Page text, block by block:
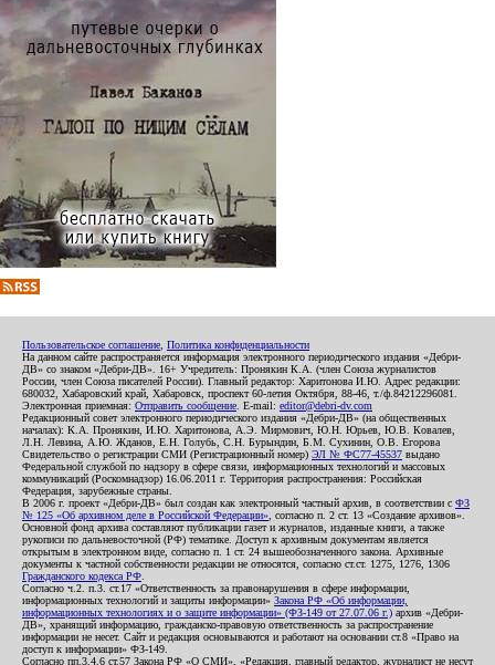
Пользовательское соглашение Политика конфиденциальности
На данном сайте распространяется информация электронного периодического издания «Дебри-
ДВ» со знаком «Дебри-ДВ». 16+ Учредитель: Пронякин К.А. (член Союза журналистов
России, член Союза писателей России). Главный редактор: Харитонова И.Ю. Адрес редакции:
680032, Хабаровский край, Хабаровск, проспект 60-летия Октября, 88-46, т./ф.84212296081.
Электронная приемная: Отправить сообщение . E-mail: editor@debri-dv.com
Редакционный совет электронного периодического издания «Дебри-ДВ» (на общественных
началах): К.А. Пронякин, И.Ю. Харитонова, А.Э. Мирмович, Ю.Н. Юрьев, Ю.В. Ковалев,
Л.Н. Левина, А.Ю. Жданов, Е.Н. Голубь, С.Н. Бурындин, Б.М. Сухинин, О.В. Егорова
Свидетельство о регистрации СМИ (Регистрационный номер) ЭЛ № ФС77-45537 выдано
Федеральной службой по надзору в сфере связи, информационных технологий и массовых
коммуникаций (Роскомнадзор) 16.06.2011 г. Территория распространения: Российская
Федерация, зарубежные страны.
В 2006 г. проект «Дебри-ДВ» был создан как электронный частный архив, в соответствии с ФЗ
№ 125 «Об архивном деле в Российской Федерации» , согласно п. 2 ст. 13 «Создание архивов».
Основной фонд архива составляют публикации газет и журналов, изданные книги, а также
рукописи по дальневосточной (РФ) тематике. Доступ к архивным документам является
открытым в электронном виде, согласно п. 1 ст. 24 вышеобозначенного закона. Архивные
документы к частной собственности редакции не относятся, согласно ст.ст. 1275, 1276, 1306
Гражданского кодекса РФ
Согласно ч.2. п.3. ст.17 «Ответственность за правонарушения в сфере информации,
информационных технологий и защиты информации» Закона РФ «Об информации,
информационных технологиях и о защите информации» (ФЗ-149 от 27.07.06 г.) архив «Дебри-
ДВ», хранящий информацию, гражданско-правовую ответственность за распространение
информации не несет. Сайт и редакция основываются и работают на основании ст.8 «Право на
доступ к информации» ФЗ-149.
Согласно пп.3,4,6 ст.57 Закона РФ «О СМИ», «Редакция, главный редактор, журналист не несут